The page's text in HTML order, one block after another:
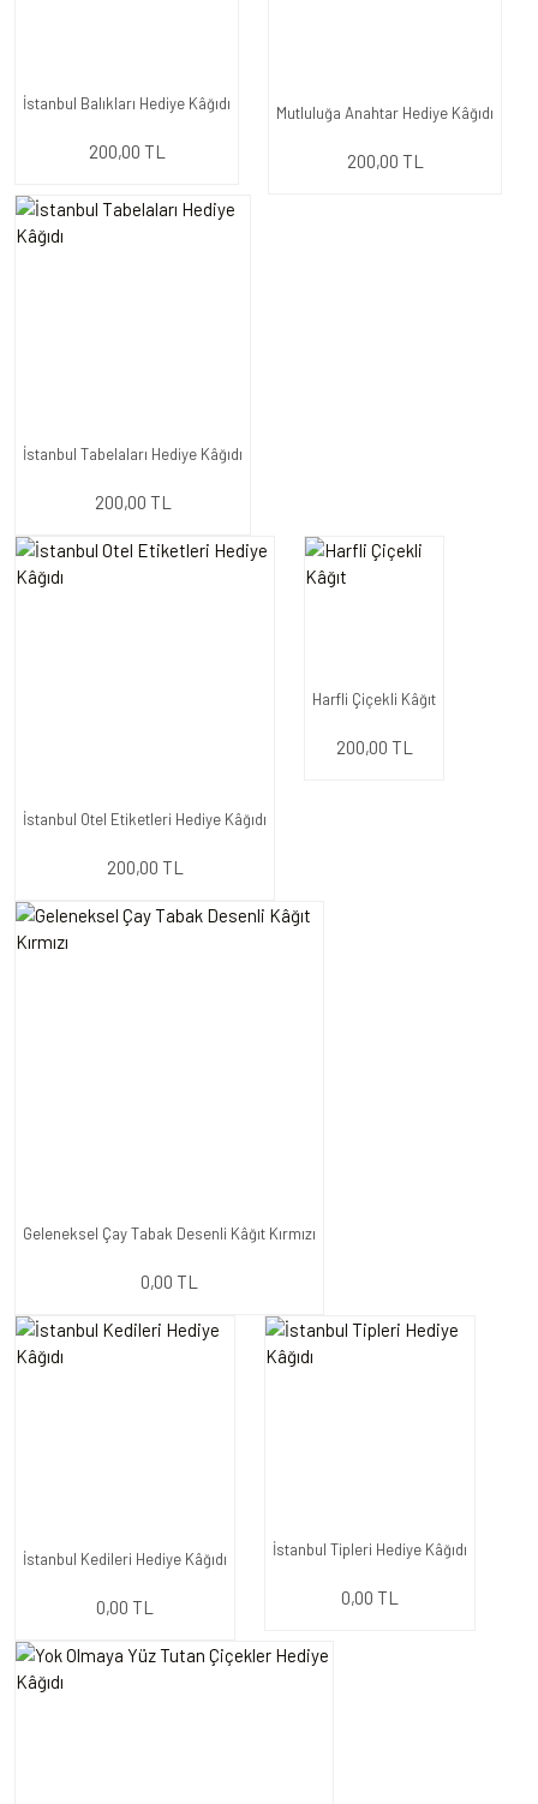
İstanbul Balıkları Hediye Kâğıdı
200,00 TL
Mutluluğa Anahtar Hediye Kâğıdı
200,00 TL
İstanbul Tabelaları Hediye Kâğıdı
200,00 TL
İstanbul Otel Etiketleri Hediye Kâğıdı
200,00 TL
Harfli Çiçekli Kâğıt
200,00 TL
Geleneksel Çay Tabak Desenli Kâğıt Kırmızı
0,00 TL
İstanbul Kedileri Hediye Kâğıdı
0,00 TL
İstanbul Tipleri Hediye Kâğıdı
0,00 TL